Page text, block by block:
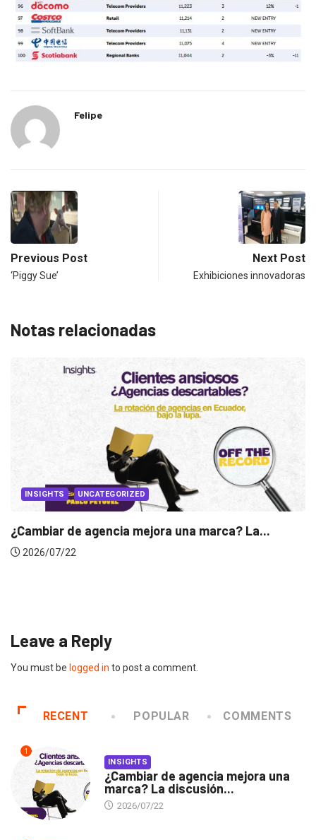
Felipe
Previous Post
‘Piggy Sue’
Next Post
Exhibiciones innovadoras
Notas relacionadas
INSIGHTS
Leave a Reply
You must be logged in to post a comment.
RECENT POPULAR COMMENTS
1
INSIGHTS
¿Cambiar de agencia mejora una
marca? La discusión...
2026/07/22